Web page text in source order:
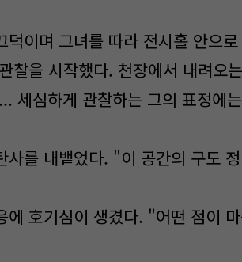
덕이며 그녀를 따라 전시홀 안으
찰을 시작했다. 천장에서 내려오
세심하게 관찰하는 그의 표정에
를 내뱉었다. "이 공간의 구도
에 호기심이 생겼다. "어떤 점이